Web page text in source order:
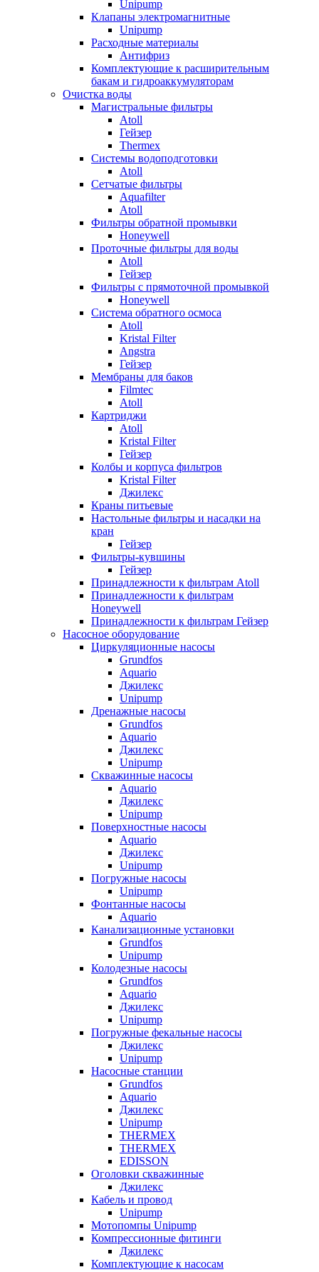
Unipump
Клапаны электромагнитные
Unipump
Расходные материалы
Антифриз
Комплектующие к расширительным
бакам и гидроаккумуляторам
Очистка воды
Магистральные фильтры
Atoll
Гейзер
Thermex
Системы водоподготовки
Atoll
Сетчатые фильтры
Aquafilter
Atoll
Фильтры обратной промывки
Honeywell
Проточные фильтры для воды
Atoll
Гейзер
Фильтры с прямоточной промывкой
Honeywell
Система обратного осмоса
Atoll
Kristal Filter
Angstra
Гейзер
Мембраны для баков
Filmtec
Atoll
Картриджи
Atoll
Kristal Filter
Гейзер
Колбы и корпуса фильтров
Kristal Filter
Джилекс
Краны питьевые
Настольные фильтры и насадки на
кран
Гейзер
Фильтры-кувшины
Гейзер
Принадлежности к фильтрам Atoll
Принадлежности к фильтрам
Honeywell
Принадлежности к фильтрам Гейзер
Насосное оборудование
Циркуляционные насосы
Grundfos
Aquario
Джилекс
Unipump
Дренажные насосы
Grundfos
Aquario
Джилекс
Unipump
Скважинные насосы
Aquario
Джилекс
Unipump
Поверхностные насосы
Aquario
Джилекс
Unipump
Погружные насосы
Unipump
Фонтанные насосы
Aquario
Канализационные установки
Grundfos
Unipump
Колодезные насосы
Grundfos
Aquario
Джилекс
Unipump
Погружные фекальные насосы
Джилекс
Unipump
Насосные станции
Grundfos
Aquario
Джилекс
Unipump
THERMEX
THERMEX
EDISSON
Оголовки скважинные
Джилекс
Кабель и провод
Unipump
Мотопомпы Unipump
Компрессионные фитинги
Джилекс
Комплектующие к насосам